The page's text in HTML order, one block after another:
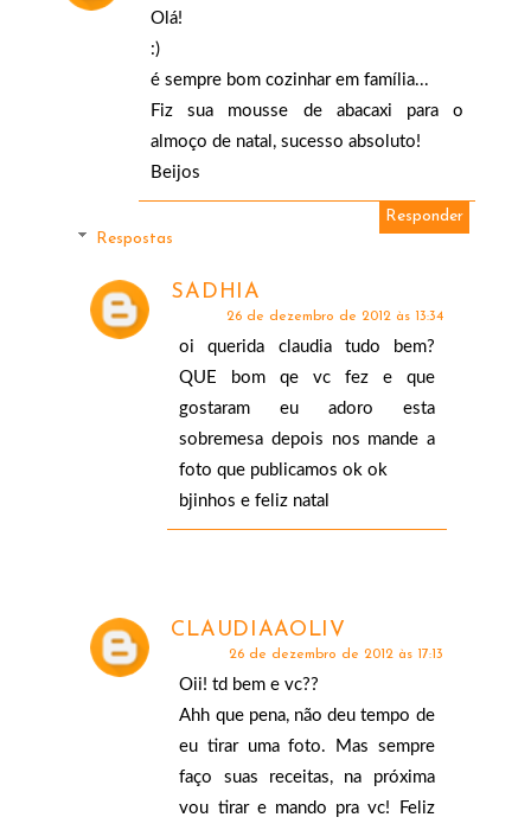
Olá!
:)
é sempre bom cozinhar em família...
Fiz sua mousse de abacaxi para o
almoço de natal, sucesso absoluto!
Beijos
Responder
Respostas
SADHIA
26 de dezembro de 2012 às 13:34
oi querida claudia tudo bem?
QUE bom qe vc fez e que
gostaram eu adoro esta
sobremesa depois nos mande a
foto que publicamos ok ok
bjinhos e feliz natal
CLAUDIAAOLIV
26 de dezembro de 2012 às 17:13
Oii! td bem e vc??
Ahh que pena, não deu tempo de
eu tirar uma foto. Mas sempre
faço suas receitas, na próxima
vou tirar e mando pra vc! Feliz